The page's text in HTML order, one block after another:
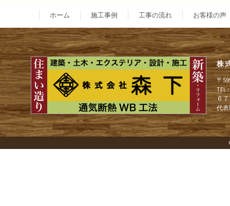
稿
ナ
ビ
ゲ
ー
ホーム 施工事例 工事の流れ お客様の声
株
〒
TEL
６
代